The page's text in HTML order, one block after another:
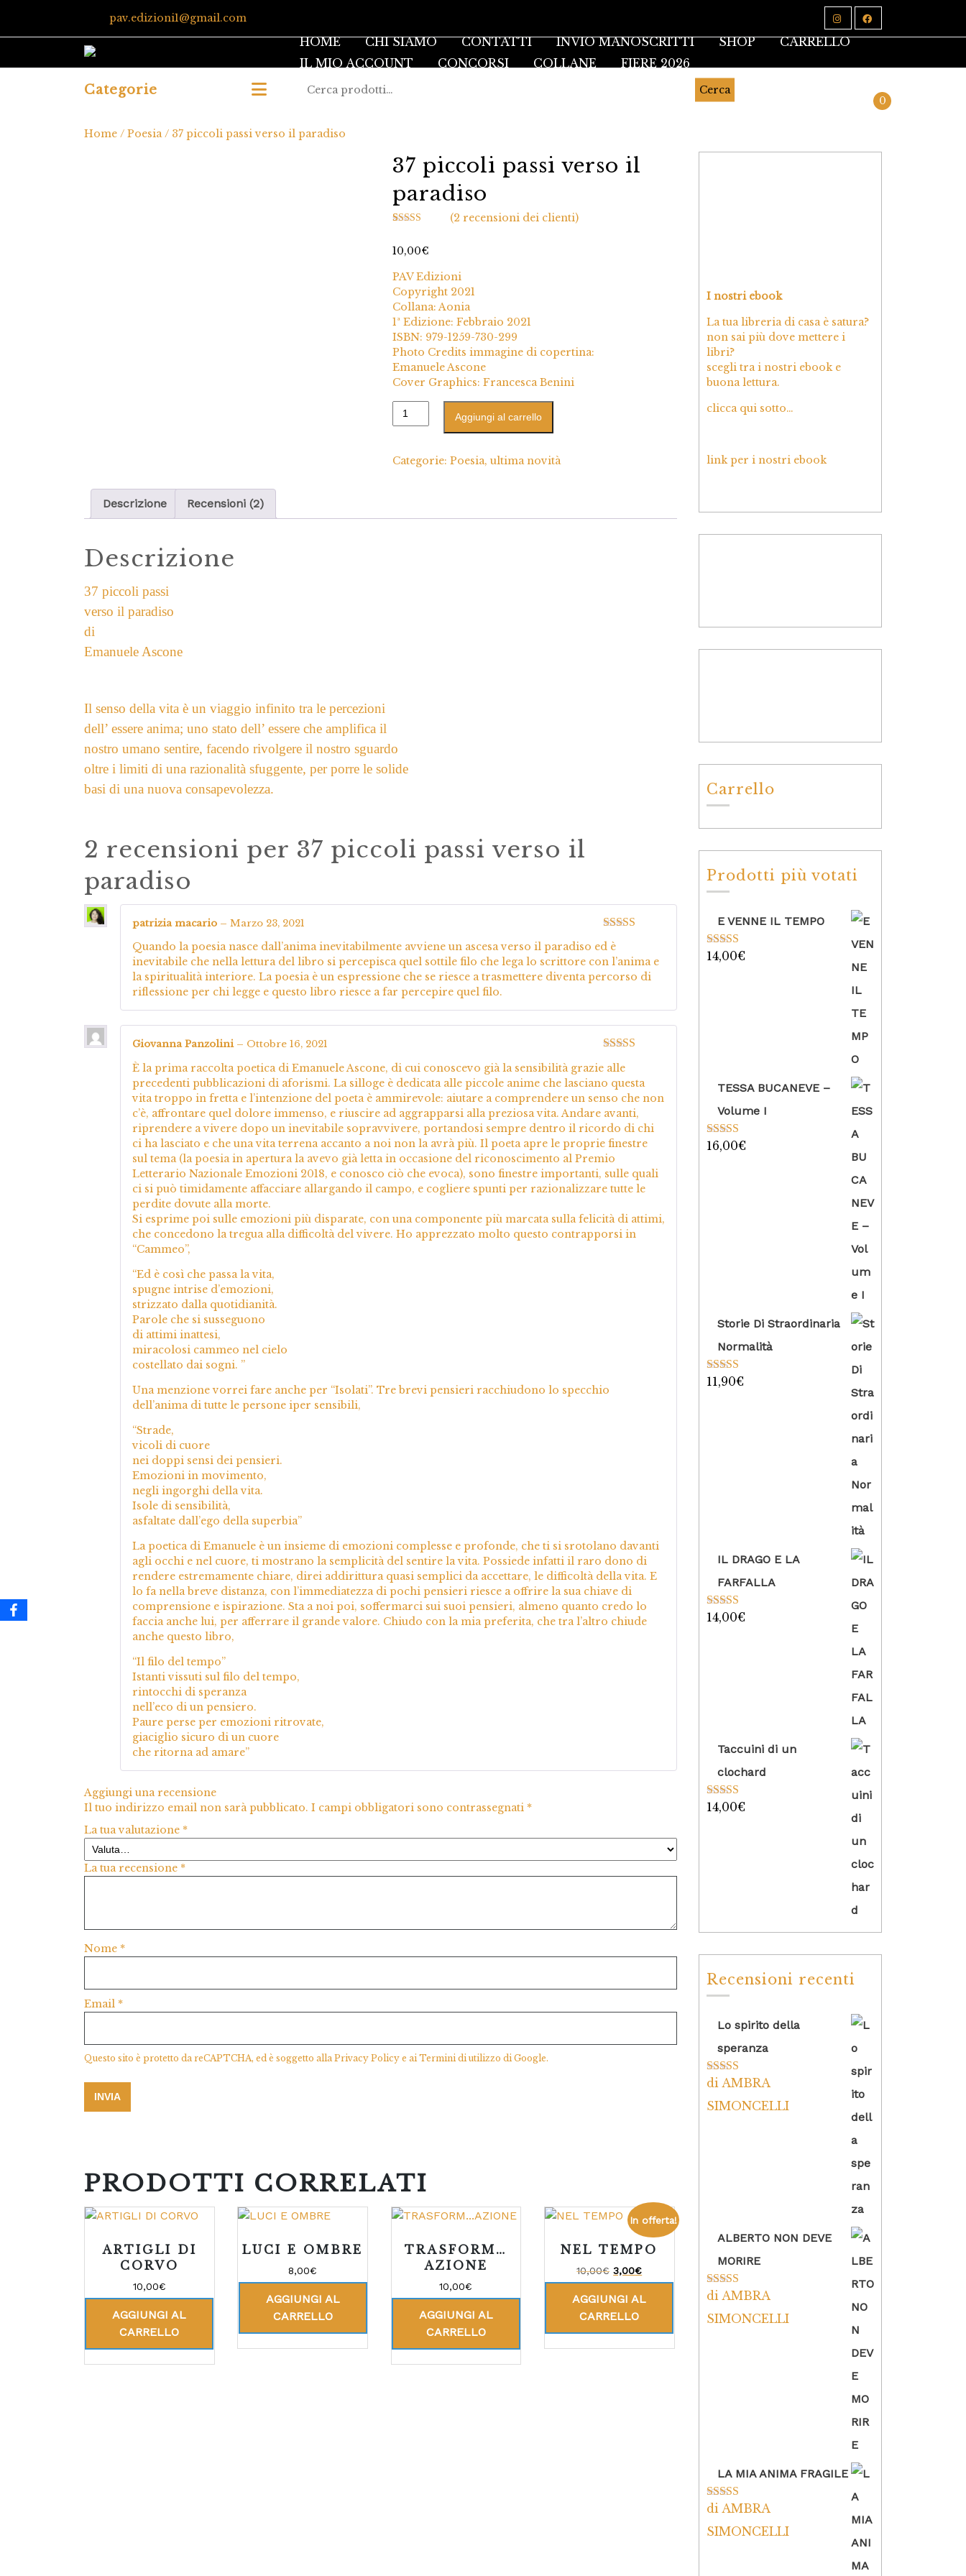
pav.edizioni1@gmail.com
HOME CHI SIAMO CONTATTI INVIO MANOSCRITTI SHOP
CARRELLO
IL MIO ACCOUNT
CONCORSI COLLANE FIERE 2026
Categorie
Cerca
0
Home / Poesia/ 37 piccoli passi verso il paradiso
37 piccoli passi verso il
paradiso
direcensioni
(2 recensioni dei clienti)
10,00€
PAV Edizioni
Copyright 2021
Collana: Aonia
1ª Edizione: Febbraio 2021
ISBN: 979-1259-730-299
Photo Credits immagine di copertina:
Emanuele Ascone
Cover Graphics: Francesca Benini
Aggiungi al carrello
Categorie: Poesia, ultima novità
Descrizione Recensioni (2)
Descrizione
37 piccoli passi
verso il paradiso
di
Emanuele Ascone
Il senso della vita è un viaggio infinito tra le percezioni
dell’ essere anima; uno stato dell’ essere che amplifica il
nostro umano sentire, facendo rivolgere il nostro sguardo
oltre i limiti di una razionalità sfuggente, per porre le solide
basi di una nuova consapevolezza.
2 recensioni per 37 piccoli passi verso il
paradiso
Valutato
5
patrizia macario – Marzo 23, 2021
Quando la poesia nasce dall’anima inevitabilmente avviene un ascesa verso il paradiso ed è
inevitabile che nella lettura del libro si percepisca quel sottile filo che lega lo scrittore con l’anima e
la spiritualità interiore. La poesia è un espressione che se riesce a trasmettere diventa percorso di
riflessione per chi legge e questo libro riesce a far percepire quel filo.
5
Giovanna Panzolini – Ottobre 16, 2021
È la prima raccolta poetica di Emanuele Ascone, di cui conoscevo già la sensibilità grazie alle
precedenti pubblicazioni di aforismi. La silloge è dedicata alle piccole anime che lasciano questa
vita troppo in fretta e l’intenzione del poeta è ammirevole: aiutare a comprendere un senso che non
c’è, affrontare quel dolore immenso, e riuscire ad aggrapparsi alla preziosa vita. Andare avanti,
riprendere a vivere dopo un inevitabile sopravvivere, portandosi sempre dentro il ricordo di chi
ci ha lasciato e che una vita terrena accanto a noi non la avrà più. Il poeta apre le proprie finestre
sul tema (la poesia in apertura la avevo già letta in occasione del riconoscimento al Premio
Letterario Nazionale Emozioni 2018, e conosco ciò che evoca), sono finestre importanti, sulle quali
ci si può timidamente affacciare allargando il campo, e cogliere spunti per razionalizzare tutte le
perdite dovute alla morte.
Si esprime poi sulle emozioni più disparate, con una componente più marcata sulla felicità di attimi,
che concedono la tregua alla difficoltà del vivere. Ho apprezzato molto questo contrapporsi in
“Cammeo”,
“Ed è così che passa la vita,
spugne intrise d’emozioni,
strizzato dalla quotidianità.
Parole che si susseguono
di attimi inattesi,
miracolosi cammeo nel cielo
costellato dai sogni. ”
Una menzione vorrei fare anche per “Isolati”. Tre brevi pensieri racchiudono lo specchio
dell’anima di tutte le persone iper sensibili,
“Strade,
vicoli di cuore
nei doppi sensi dei pensieri.
Emozioni in movimento,
negli ingorghi della vita.
Isole di sensibilità,
asfaltate dall’ego della superbia”
La poetica di Emanuele è un insieme di emozioni complesse e profonde, che ti si srotolano davanti
agli occhi e nel cuore, ti mostrano la semplicità del sentire la vita. Possiede infatti il raro dono di
rendere estremamente chiare, direi addirittura quasi semplici da accettare, le difficoltà della vita. E
lo fa nella breve distanza, con l’immediatezza di pochi pensieri riesce a offrire la sua chiave di
comprensione e ispirazione. Sta a noi poi, soffermarci sui suoi pensieri, almeno quanto credo lo
faccia anche lui, per afferrare il grande valore. Chiudo con la mia preferita, che tra l’altro chiude
anche questo libro,
“Il filo del tempo”
Istanti vissuti sul filo del tempo,
rintocchi di speranza
nell’eco di un pensiero.
Paure perse per emozioni ritrovate,
giaciglio sicuro di un cuore
che ritorna ad amare”
Aggiungi una recensione
Il tuo indirizzo email non sarà pubblicato. I campi obbligatori sono contrassegnati *
La tua valutazione *
La tua recensione *
Nome *
Email *
Questo sito è protetto da reCAPTCHA, ed è soggetto alla Privacy Policy e ai Termini di utilizzo di Google.
PRODOTTI CORRELATI
ARTIGLI DI
CORVO
10,00€
AGGIUNGI AL
CARRELLO
LUCI E OMBRE
8,00€
AGGIUNGI AL
CARRELLO
TRASFORM…
AZIONE
10,00€
AGGIUNGI AL
CARRELLO
In offerta!
NEL TEMPO
10,00€ 3,00€
AGGIUNGI AL
CARRELLO
I nostri ebook
La tua libreria di casa è satura?
non sai più dove mettere i
libri?
scegli tra i nostri ebook e
buona lettura.
clicca qui sotto…
link per i nostri ebook
Carrello
Prodotti più votati
E VENNE IL TEMPO
Valutato
14,00€
TESSA BUCANEVE –
Volume I
Valutato
16,00€
Storie Di Straordinaria
Normalità
Valutato
11,90€
IL DRAGO E LA
FARFALLA
Valutato
14,00€
Taccuini di un
clochard
Valutato
14,00€
Recensioni recenti
Lo spirito della
speranza
Valutato5su
di AMBRA
SIMONCELLI
ALBERTO NON DEVE
MORIRE
Valutato5su
di AMBRA
SIMONCELLI
LA MIA ANIMA FRAGILE
Valutato5su
di AMBRA
SIMONCELLI